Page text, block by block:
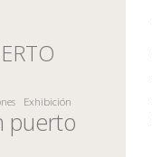
Exhibición
puerto